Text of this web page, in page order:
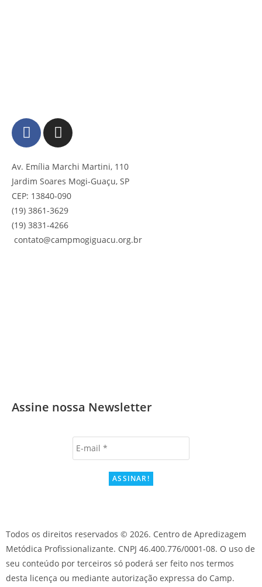
Av. Emília Marchi Martini, 110
Jardim Soares Mogi-Guaçu, SP
CEP: 13840-090
(19) 3861-3629
(19) 3831-4266 ‎
contato@campmogiguacu.org.br
Assine nossa Newsletter
Todos os direitos reservados © 2026. Centro de Apredizagem
Metódica Profissionalizante. CNPJ 46.400.776/0001-08. O uso de
seu conteúdo por terceiros só poderá ser feito nos termos
desta licença ou mediante autorização expressa do Camp.